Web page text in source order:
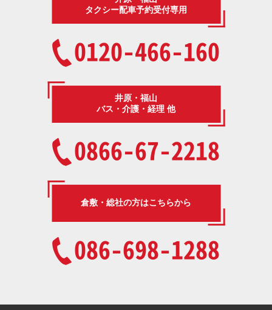
タクシー配車予約受付専用
0120-466-160
井原・福山
バス・介護・経理 他
0866-67-2218
倉敷・総社の方はこちらから
086-698-1288